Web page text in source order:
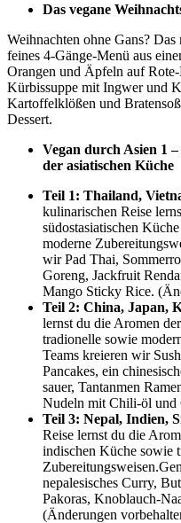
Das vegane
Weihnachten ohne Gans?
feines 4-Gänge-Menü aus
Orangen und Äpfeln auf
Kürbissuppe mit Ingwer und
Kartoffelklößen und
Dessert.
Vegan durch Asien 1
der asiatischen Küche
Teil 1: Thailand,
kulinarischen Reise
südostasiatischen
moderne
wir Pad Thai,
Goreng, Jackfruit
Mango Sticky Rice.
Teil 2: China, Japan,
lernst du die Aromen
tradionelle sowie
Teams kreieren wir
Pancakes, ein
sauer, Tantanmen
Nudeln mit Chili-öl und
Teil 3: Nepal, Indien,
Reise lernst du die
indischen Küche sowie
nepalesisches Curry,
Pakoras, Knoblauch-
(Änderungen